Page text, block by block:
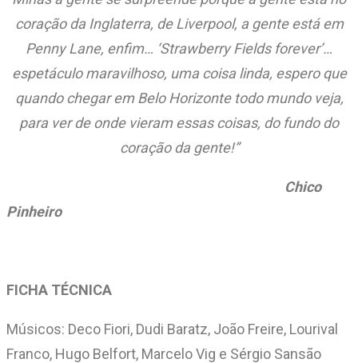
coração da Inglaterra, de Liverpool, a gente está em
Penny Lane, enfim… ‘Strawberry Fields forever’…
espetáculo maravilhoso, uma coisa linda, espero que
quando chegar em Belo Horizonte todo mundo veja,
para ver de onde vieram essas coisas, do fundo do
coração da gente!”
Chico
Pinheiro
FICHA TÉCNICA
Músicos: Deco Fiori, Dudi Baratz, João Freire, Lourival
Franco, Hugo Belfort, Marcelo Vig e Sérgio Sansão